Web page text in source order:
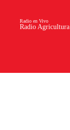
Radio Agricultura
Radio en Vivo